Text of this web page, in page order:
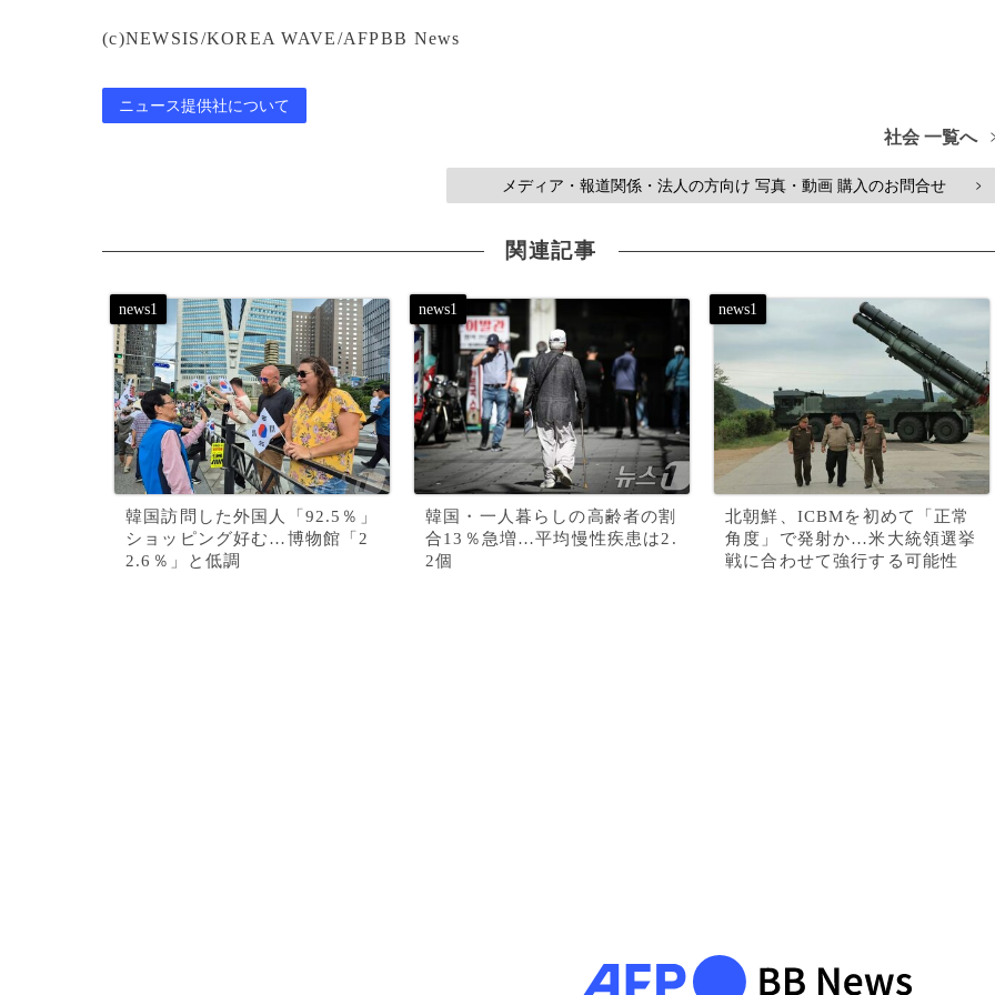
(c)NEWSIS/KOREA WAVE/AFPBB News
ニュース提供社について
社会 一覧へ
メディア・報道関係・法人の方向け 写真・動画 購入のお問合せ >
関連記事
韓国訪問した外国人「92.5％」
ショッピング好む…博物館「2
2.6％」と低調
韓国・一人暮らしの高齢者の割
合13％急増…平均慢性疾患は2.
2個
北朝鮮、ICBMを初めて「正常
角度」で発射か…米大統領選挙
戦に合わせて強行する可能性